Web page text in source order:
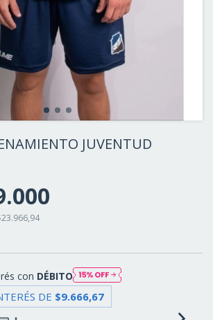
JUVENTUD
con DÉBITO
DE $9.666,67